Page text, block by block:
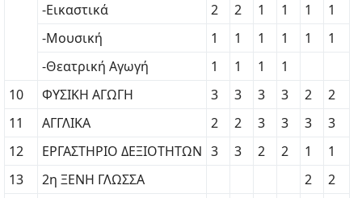
-Εικαστικά
2 2 1 1 1
1
-Μουσική
1 1 1 1 1
1
-Θεατρική Αγωγή
1 1 1
1
10
ΦΥΣΙΚΗ ΑΓΩΓΗ 3 3 3 3 2
2
11
ΑΓΓΛΙΚΑ 2 2 3 3 3
3
12
ΕΡΓΑΣΤΗΡΙΟ ΔΕΞΙΟΤΗΤΩΝ 3 3 2 2 1
1
13
2η ΞΕΝΗ ΓΛΩΣΣΑ 2
2